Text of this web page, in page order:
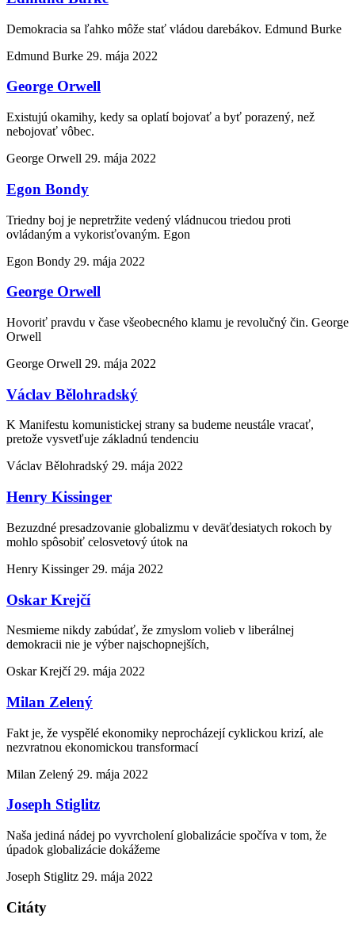
Demokracia sa ľahko môže stať vládou darebákov. Edmund Burke
Edmund Burke 29. mája 2022
George Orwell
Existujú okamihy, kedy sa oplatí bojovať a byť porazený, než
nebojovať vôbec.
George Orwell 29. mája 2022
Egon Bondy
Triedny boj je nepretržite vedený vládnucou triedou proti
ovládaným a vykorisťovaným. Egon
Egon Bondy 29. mája 2022
George Orwell
Hovoriť pravdu v čase všeobecného klamu je revolučný čin. George
Orwell
George Orwell 29. mája 2022
Václav Bělohradský
K Manifestu komunistickej strany sa budeme neustále vracať,
pretože vysvetľuje základnú tendenciu
Václav Bělohradský 29. mája 2022
Henry Kissinger
Bezuzdné presadzovanie globalizmu v deväťdesiatych rokoch by
mohlo spôsobiť celosvetový útok na
Henry Kissinger 29. mája 2022
Oskar Krejčí
Nesmieme nikdy zabúdať, že zmyslom volieb v liberálnej
demokracii nie je výber najschopnejších,
Oskar Krejčí 29. mája 2022
Milan Zelený
Fakt je, že vyspělé ekonomiky neprocházejí cyklickou krizí, ale
nezvratnou ekonomickou transformací
Milan Zelený 29. mája 2022
Joseph Stiglitz
Naša jediná nádej po vyvrcholení globalizácie spočíva v tom, že
úpadok globalizácie dokážeme
Joseph Stiglitz 29. mája 2022
Citáty